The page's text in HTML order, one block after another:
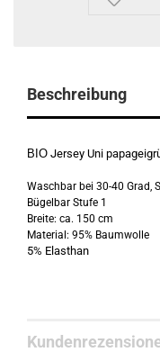
Beschreibung
BIO Jersey Uni
Waschbar bei 30-40 Grad,
Bügelbar Stufe 1
Breite: ca. 150 cm
Material: 95% Baumwolle
5% Elasthan